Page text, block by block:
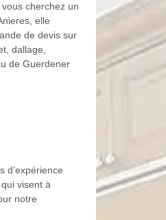
cherchez un
elle
de devis sur
dallage,
de Guerdener
d’expérience
visent à
notre